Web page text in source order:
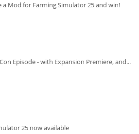
Mod for Farming Simulator 25 and win!
Episode - with Expansion Premiere, and...
25 now available